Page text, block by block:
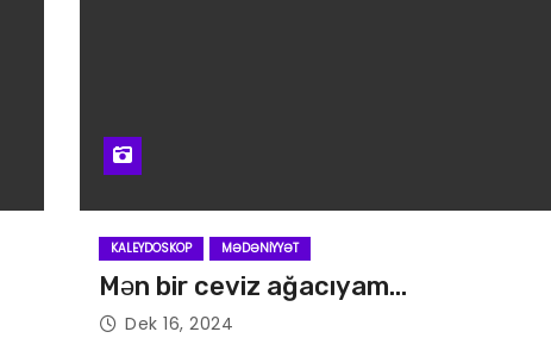
KALEYDOSKOP MƏDƏNIYYƏT
Mən bir ceviz ağacıyam…
Dek 16, 2024